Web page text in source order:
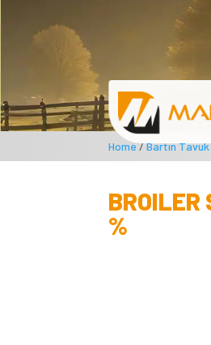
Home/Bartın
%